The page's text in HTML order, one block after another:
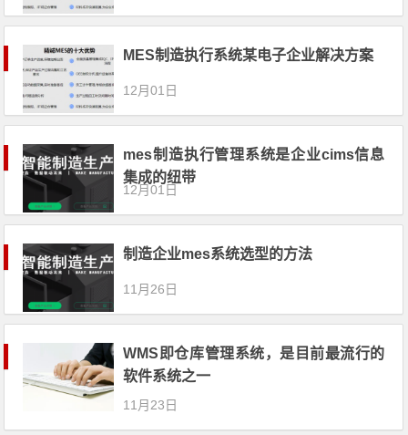
MES制造执行系统某电子企业解决方案
12月01日
mes制造执行管理系统是企业cims信息
集成的纽带
12月01日
制造企业mes系统选型的方法
11月26日
WMS即仓库管理系统，是目前最流行的
软件系统之一
11月23日